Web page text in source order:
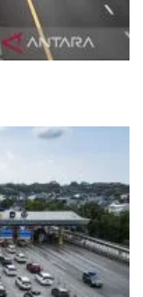
Japek atasi